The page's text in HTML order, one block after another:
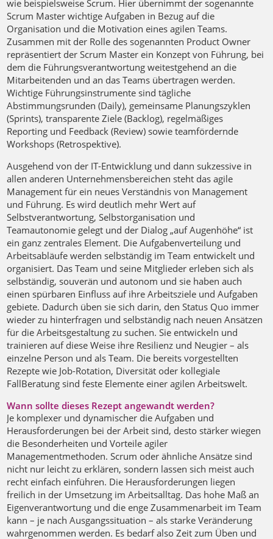
wie beispielsweise Scrum. Hier übernimmt der sogenannte
Scrum Master wichtige Aufgaben in Bezug auf die
Organisation und die Motivation eines agilen Teams.
Zusammen mit der Rolle des sogenannten Product Owner
repräsentiert der Scrum Master ein Konzept von Führung, bei
dem die Führungsverantwortung weitestgehend an die
Mitarbeitenden und an das Teams übertragen werden.
Wichtige Führungsinstrumente sind tägliche
Abstimmungsrunden (Daily), gemeinsame Planungszyklen
(Sprints), transparente Ziele (Backlog), regelmäßiges
Reporting und Feedback (Review) sowie teamfördernde
Workshops (Retrospektive).
Ausgehend von der IT-Entwicklung und dann sukzessive in
allen anderen Unternehmensbereichen steht das agile
Management für ein neues Verständnis von Management
und Führung. Es wird deutlich mehr Wert auf
Selbstverantwortung, Selbstorganisation und
Teamautonomie gelegt und der Dialog „auf Augenhöhe“ ist
ein ganz zentrales Element. Die Aufgabenverteilung und
Arbeitsabläufe werden selbständig im Team entwickelt und
organisiert. Das Team und seine Mitglieder erleben sich als
selbständig, souverän und autonom und sie haben auch
einen spürbaren Einfluss auf ihre Arbeitsziele und Aufgaben
gebiete. Dadurch üben sie sich darin, den Status Quo immer
wieder zu hinterfragen und selbständig nach neuen Ansätzen
für die Arbeitsgestaltung zu suchen. Sie entwickeln und
trainieren auf diese Weise ihre Resilienz und Neugier – als
einzelne Person und als Team. Die bereits vorgestellten
Rezepte wie Job-Rotation, Diversität oder kollegiale
FallBeratung sind feste Elemente einer agilen Arbeitswelt.
Wann sollte dieses Rezept angewandt werden?
Je komplexer und dynamischer die Aufgaben und
Herausforderungen bei der Arbeit sind, desto stärker wiegen
die Besonderheiten und Vorteile agiler
Managementmethoden. Scrum oder ähnliche Ansätze sind
nicht nur leicht zu erklären, sondern lassen sich meist auch
recht einfach einführen. Die Herausforderungen liegen
freilich in der Umsetzung im Arbeitsalltag. Das hohe Maß an
Eigenverantwortung und die enge Zusammenarbeit im Team
kann – je nach Ausgangssituation – als starke Veränderung
wahrgenommen werden. Es bedarf also Zeit zum Üben und